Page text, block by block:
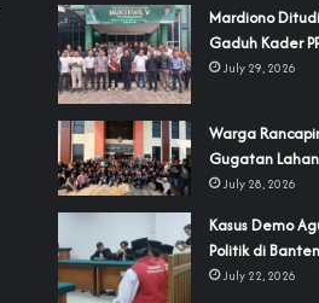
‎Mardiono
Gaduh Kader
July 29, 2026
‎Warga
Gugatan
July 28, 2026
‎Kasus Demo
Politik di
July 22, 2026